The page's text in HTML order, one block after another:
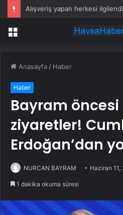
Menü
Anasayfa / Haber
Haber
Bayram öncesi
ziyaretler!
Erdoğan’dan
NURCAN BAYRAM Haziran 11,
1 dakika okuma süresi